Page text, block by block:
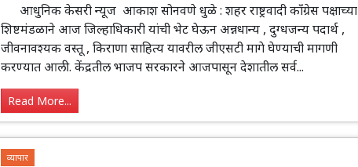
आधुनिक केसरी न्यूज आकाश सोनवणे धुळे : शहर राष्ट्रवादी काँग्रेस पक्षाच्या
शिष्टमंडळाने आज जिल्हाधिकारी यांची भेट घेऊन अन्नधान्य , दुग्धजन्य पदार्थ ,
जीवनावश्यक वस्तू , किराणा साहित्य यावरील जीएसटी मागे घेण्याची मागणी
करण्यात आली. केंद्रतील भाजप सरकारने आजपासून देशातील सर्व...
Read More...
व्यापार